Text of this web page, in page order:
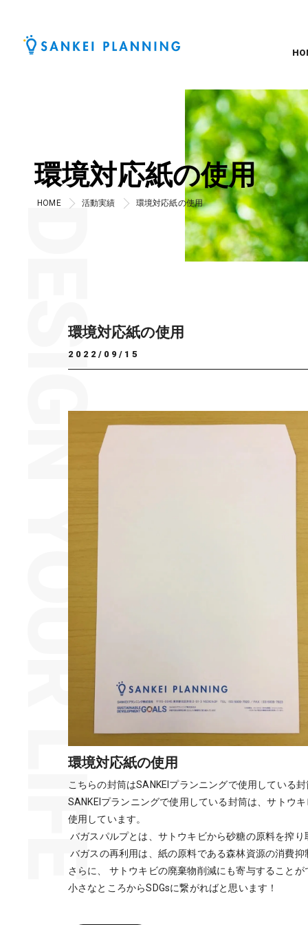
環境対応紙の使用
HOME 活動実績 環境対応紙の使用
環境対応紙の使用
2022/09/15
環境対応紙の使用
こちらの封筒はSANKEIプランニングで使用している封
SANKEIプランニングで使用している封筒は、サトウ
使用しています。
バガスパルプとは、サトウキビから砂糖の原料を搾
バガスの再利用は、紙の原料である森林資源の消費抑
さらに、 サトウキビの廃棄物削減にも寄与することが
小さなところからSDGsに繋がればと思います！